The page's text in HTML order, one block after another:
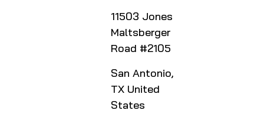
11503 Jones
Maltsberger
Road #2105
San Antonio,
TX United
States